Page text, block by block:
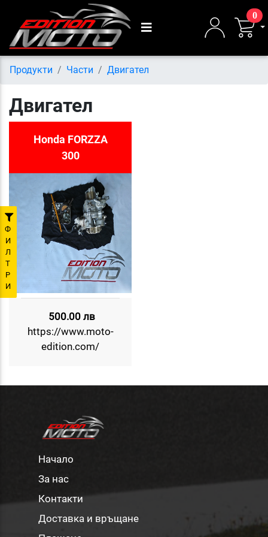
0
Продукти Части Двигател
Ф
И
Л
Т
Р
И
Двигател
Honda FORZZA
300
500.00 лв
https://www.moto-
edition.com/
Начало
За нас
Контакти
Доставка и връщане